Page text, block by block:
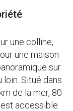
une colline,
une maison
sur
loin. Situé dans
de la mer, 80
est accessible